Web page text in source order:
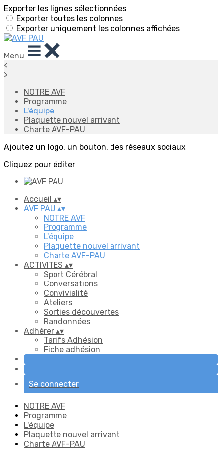
Exporter les lignes sélectionnées
Exporter toutes les colonnes
Exporter uniquement les colonnes affichées
Menu
<
>
NOTRE AVF
Programme
L'équipe
Plaquette nouvel arrivant
Charte AVF-PAU
Ajoutez un logo, un bouton, des réseaux sociaux
Cliquez pour éditer
Accueil ▴▾
AVF PAU ▴▾
NOTRE AVF
Programme
L'équipe
Plaquette nouvel arrivant
Charte AVF-PAU
ACTIVITES ▴▾
Sport Cérébral
Conversations
Convivialité
Ateliers
Sorties découvertes
Randonnées
Adhérer ▴▾
Tarifs Adhésion
Fiche adhésion
Se connecter
NOTRE AVF
Programme
L'équipe
Plaquette nouvel arrivant
Charte AVF-PAU